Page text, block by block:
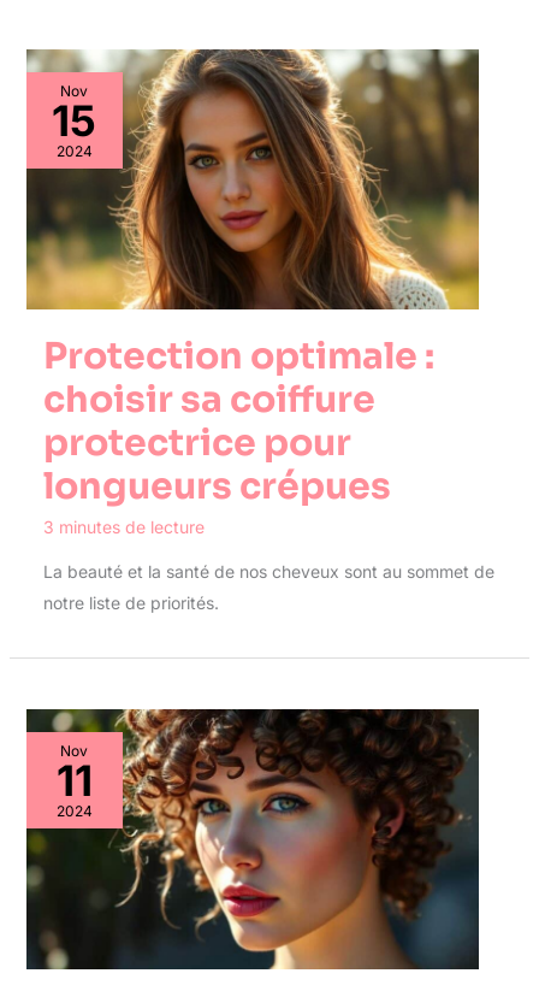
Nov
15
2024
Protection optimale :
choisir sa coiffure
protectrice pour
longueurs crépues
3 minutes de lecture
La beauté et la santé de nos cheveux sont au sommet de
notre liste de priorités.
Nov
11
2024